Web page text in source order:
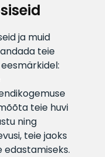
ja muid
teie
teie huvi
ning
, teie jaoks
edastamiseks.